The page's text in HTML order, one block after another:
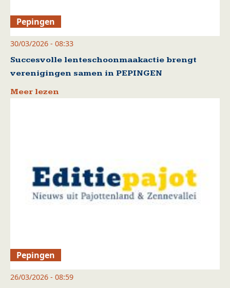
Pepingen
30/03/2026 - 08:33
Succesvolle lenteschoonmaakactie brengt
verenigingen samen in PEPINGEN
Meer lezen
Pepingen
26/03/2026 - 08:59